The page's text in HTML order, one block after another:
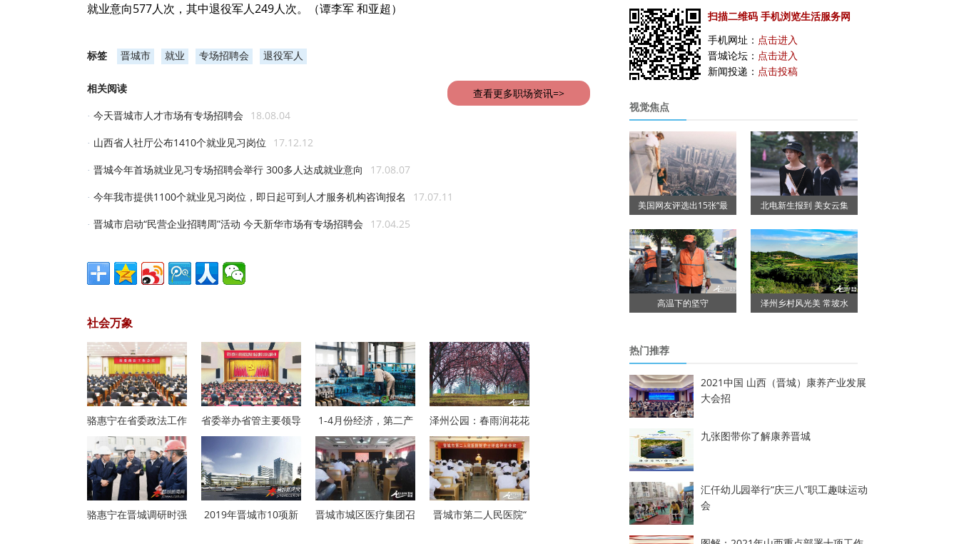
就业意向577人次，其中退役军人249人次。（谭李军 和亚超）
标签 晋城市 就业 专场招聘会 退役军人
相关阅读 查看更多职场资讯=>
· 今天晋城市人才市场有专场招聘会 18.08.04
· 山西省人社厅公布1410个就业见习岗位 17.12.12
· 晋城今年首场就业见习专场招聘会举行 300多人达成就业意向 17.08.07
· 今年我市提供1100个就业见习岗位，即日起可到人才服务机构咨询报名 17.07.11
· 晋城市启动“民营企业招聘周”活动 今天新华市场有专场招聘会 17.04.25
社会万象
骆惠宁在省委政法工作 省委举办省管主要领导 1-4月份经济，第二产 泽州公园：春雨润花花
骆惠宁在晋城调研时强
2019年晋城市10项新
晋城市城区医疗集团召 晋城市第二人民医院“
扫描二维码 手机浏览生活服务网
手机网址： 点击进入
晋城论坛： 点击进入
新闻投递： 点击投稿
视觉焦点
美国网友评选出15张“最 北电新生报到 美女云集
高温下的坚守 泽州乡村风光美 常坡水
热门推荐
2021中国 山西（晋城）康养产业发展
大会招
九张图带你了解康养晋城
汇仟幼儿园举行“庆三八”职工趣味运动
会